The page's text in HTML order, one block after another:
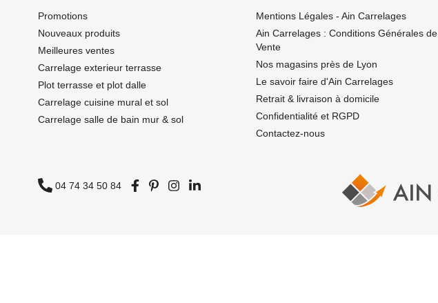
Promotions
Nouveaux produits
Meilleures ventes
Carrelage exterieur terrasse
Plot terrasse et plot dalle
Carrelage cuisine mural et sol
Carrelage salle de bain mur & sol
Mentions Légales - Ain Carrelages
Ain Carrelages : Conditions Générales de
Vente
Nos magasins près de Lyon
Le savoir faire d'Ain Carrelages
Retrait & livraison à domicile
Confidentialité et RGPD
Contactez-nous
04 74 34 50 84